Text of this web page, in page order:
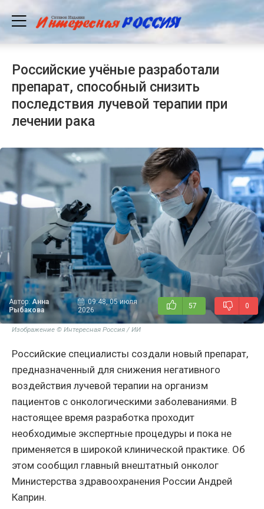
Российские учёные разработали
препарат, способный снизить
последствия лучевой терапии при
лечении рака
Автор: Анна
Рыбакова
09:48, 05 июля
2026
57 0
Изображение © Интересная Россия / ИИ
Российские специалисты создали новый препарат,
предназначенный для снижения негативного
воздействия лучевой терапии на организм
пациентов с онкологическими заболеваниями. В
настоящее время разработка проходит
необходимые экспертные процедуры и пока не
применяется в широкой клинической практике. Об
этом сообщил главный внештатный онколог
Министерства здравоохранения России Андрей
Каприн.